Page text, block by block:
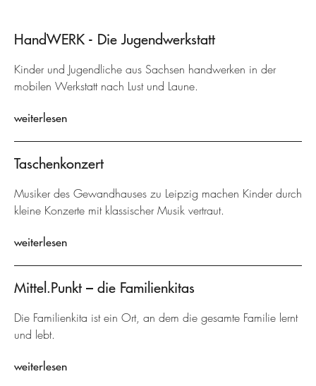
HandWERK - Die Jugendwerkstatt
Kinder und Jugendliche aus Sachsen handwerken in der
mobilen Werkstatt nach Lust und Laune.
weiterlesen
Taschenkonzert
Musiker des Gewandhauses zu Leipzig machen Kinder durch
kleine Konzerte mit klassischer Musik vertraut.
weiterlesen
Mittel.Punkt – die Familienkitas
Die Familienkita ist ein Ort, an dem die gesamte Familie lernt
und lebt.
weiterlesen